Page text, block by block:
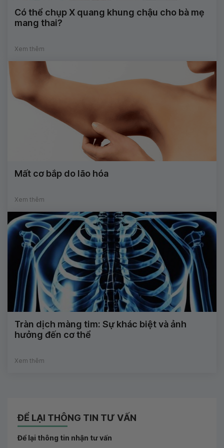
Có thể chụp X quang khung chậu cho bà mẹ
mang thai?
Xem thêm
Mất cơ bắp do lão hóa
Xem thêm
Tràn dịch màng tim: Sự khác biệt và ảnh
hưởng đến cơ thể
Xem thêm
ĐỂ LẠI THÔNG TIN TƯ VẤN
Để lại thông tin nhận tư vấn